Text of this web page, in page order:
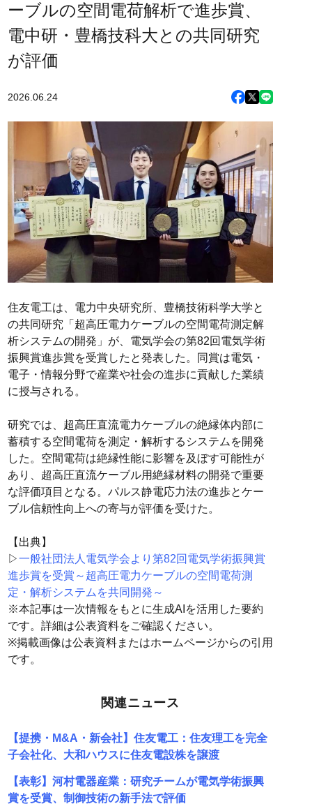
ーブルの空間電荷解析で進歩賞、
電中研・豊橋技科大との共同研究
が評価
2026.06.24
住友電工は、電力中央研究所、豊橋技術科学大学と
の共同研究「超高圧電力ケーブルの空間電荷測定解
析システムの開発」が、電気学会の第82回電気学術
振興賞進歩賞を受賞したと発表した。同賞は電気・
電子・情報分野で産業や社会の進歩に貢献した業績
に授与される。
研究では、超高圧直流電力ケーブルの絶縁体内部に
蓄積する空間電荷を測定・解析するシステムを開発
した。空間電荷は絶縁性能に影響を及ぼす可能性が
あり、超高圧直流ケーブル用絶縁材料の開発で重要
な評価項目となる。パルス静電応力法の進歩とケー
ブル信頼性向上への寄与が評価を受けた。
【出典】
▷一般社団法人電気学会より第82回電気学術振興賞
進歩賞を受賞～超高圧電力ケーブルの空間電荷測
定・解析システムを共同開発～
※本記事は一次情報をもとに生成AIを活用した要約
です。詳細は公表資料をご確認ください。
※掲載画像は公表資料またはホームページからの引用
です。
関連ニュース
【提携・M&A・新会社】住友電工：住友理工を完全
子会社化、大和ハウスに住友電設株を譲渡
【表彰】河村電器産業：研究チームが電気学術振興
賞を受賞、制御技術の新手法で評価